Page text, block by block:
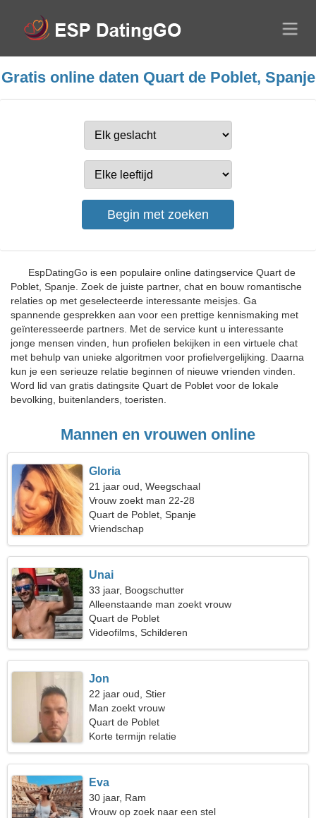
Gratis online daten Quart de Poblet, Spanje
EspDatingGo is een populaire online datingservice Quart de
Poblet, Spanje. Zoek de juiste partner, chat en bouw romantische
relaties op met geselecteerde interessante meisjes. Ga
spannende gesprekken aan voor een prettige kennismaking met
geïnteresseerde partners. Met de service kunt u interessante
jonge mensen vinden, hun profielen bekijken in een virtuele chat
met behulp van unieke algoritmen voor profielvergelijking. Daarna
kun je een serieuze relatie beginnen of nieuwe vrienden vinden.
Word lid van gratis datingsite Quart de Poblet voor de lokale
bevolking, buitenlanders, toeristen.
Mannen en vrouwen online
Gloria
21 jaar oud, Weegschaal
Vrouw zoekt man 22-28
Quart de Poblet, Spanje
Vriendschap
Unai
33 jaar, Boogschutter
Alleenstaande man zoekt vrouw
Quart de Poblet
Videofilms, Schilderen
Jon
22 jaar oud, Stier
Man zoekt vrouw
Quart de Poblet
Korte termijn relatie
Eva
30 jaar, Ram
Vrouw op zoek naar een stel